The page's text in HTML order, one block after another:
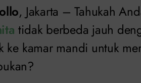
, Jakarta – Tahukah
tidak berbeda jauh
ke kamar mandi untuk